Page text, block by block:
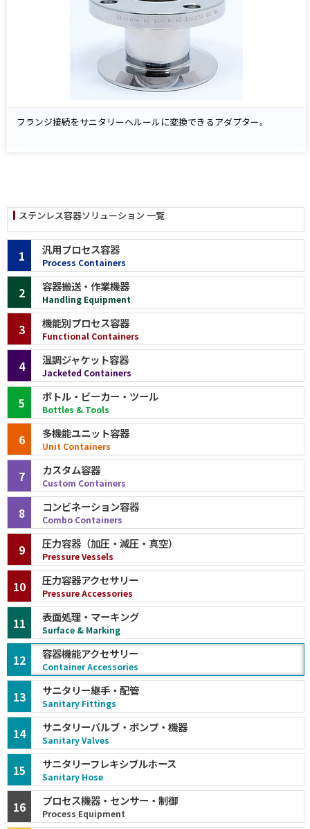
フランジ接続をサニタリーヘルールに変換できるアダプター。
ステンレス容器ソリューション 一覧
汎用プロセス容器
Process Containers
1
容器搬送・作業機器
Handling Equipment
2
機能別プロセス容器
Functional Containers
3
温調ジャケット容器
Jacketed Containers
4
ボトル・ビーカー・ツール
Bottles & Tools
5
多機能ユニット容器
Unit Containers
6
カスタム容器
Custom Containers
7
コンビネーション容器
Combo Containers
8
圧力容器（加圧・減圧・真空）
Pressure Vessels
9
圧力容器アクセサリー
Pressure Accessories
10
表面処理・マーキング
Surface & Marking
11
容器機能アクセサリー
Container Accessories
12
サニタリー継手・配管
Sanitary Fittings
13
サニタリーバルブ・ポンプ・機器
Sanitary Valves
14
サニタリーフレキシブルホース
Sanitary Hose
15
プロセス機器・センサー・制御
Process Equipment
16